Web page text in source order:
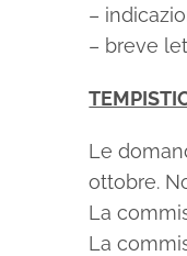
–
– breve
Le
ottobre.
La
La